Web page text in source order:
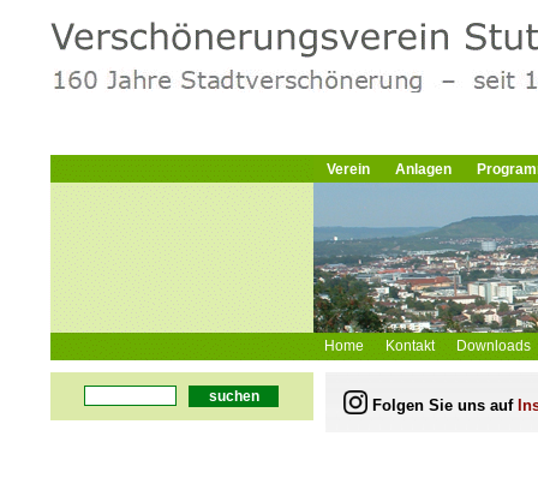
Verein Anlagen
Home Kontakt Downloads
suchen Folgen Sie uns auf